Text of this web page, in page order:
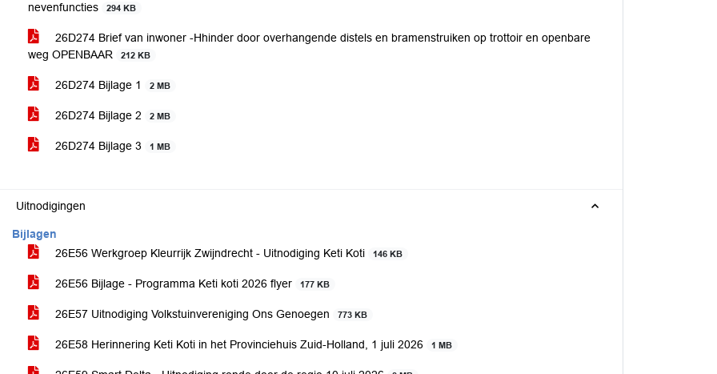
nevenfuncties
294 KB
26D274 Brief van inwoner -Hhinder door overhangende distels en bramenstruiken op trottoir en openbare
weg OPENBAAR
212 KB
26D274 Bijlage 1 2 MB
26D274 Bijlage 2 2 MB
26D274 Bijlage 3 1 MB
Uitnodigingen
Bijlagen
26E56 Werkgroep Kleurrijk Zwijndrecht - Uitnodiging Keti Koti
146 KB
26E56 Bijlage - Programma Keti koti 2026 flyer 177 KB
26E57 Uitnodiging Volkstuinvereniging Ons Genoegen 773 KB
26E58 Herinnering Keti Koti in het Provinciehuis Zuid-Holland, 1 juli 2026 1 MB